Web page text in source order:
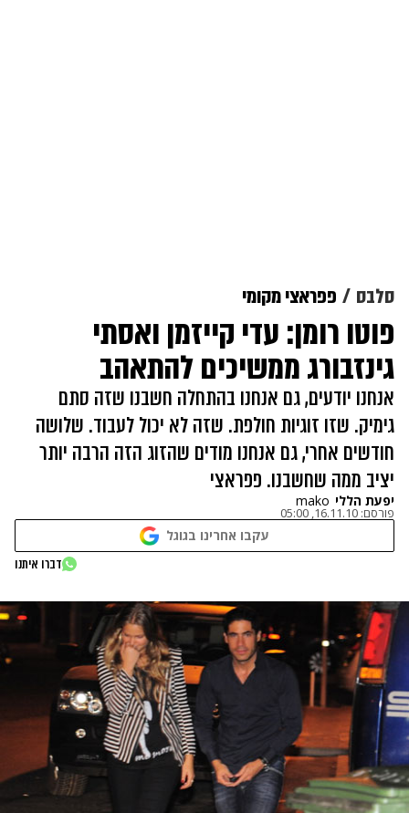
סלבס פפראצי מקומי
פוטו רומן: עדי קייזמן ואסתי
גינזבורג ממשיכים להתאהב
אנחנו יודעים, גם אנחנו בהתחלה חשבנו שזה סתם
גימיק. שזו זוגיות חולפת. שזה לא יכול לעבוד. שלושה
חודשים אחרי, גם אנחנו מודים שהזוג הזה הרבה יותר
יציב ממה שחשבנו. פפראצי
יפעת הללי mako
פורסם: 16.11.10, 05:00
עקבו אחרינו בגוגל
דברו איתנו